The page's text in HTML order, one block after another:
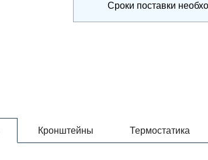
Сроки поставки
Кронштейны Термостатика